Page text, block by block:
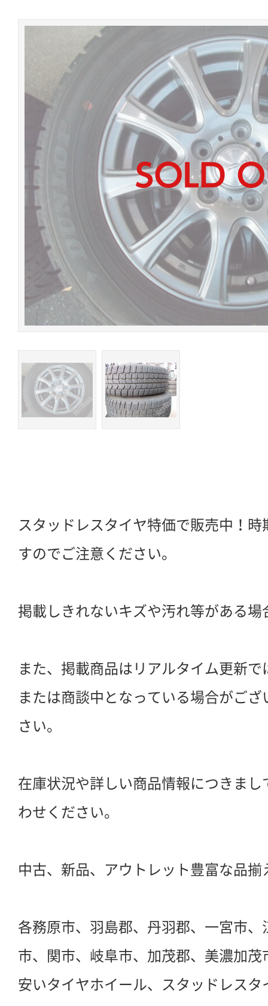
スタッドレスタイヤ特価で販売中！
すのでご注意ください。
掲載しきれないキズや汚れ等がある場
また、掲載商品はリアルタイム更新
または商談中となっている場合がご
さい。
在庫状況や詳しい商品情報につきま
わせください。
中古、新品、アウトレット豊富な品揃
各務原市、羽島郡、丹羽郡、一宮市
市、関市、岐阜市、加茂郡、美濃加茂
安いタイヤホイール、スタッドレス